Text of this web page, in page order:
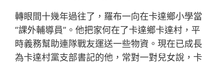
轉眼間十幾年過往了，羅布一向在卡達鄉小學當
“課外輔導員”。他把家何在了卡達鄉卡達村，平
時義務幫助連隊戰友運送一些物資。現在已成長
為卡達村黨支部書記的他，常對一對兒女說，卡